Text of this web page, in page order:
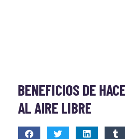
BENEFICIOS DE
AL AIRE LIBRE